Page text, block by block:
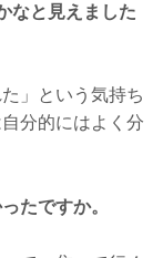
なと見えました
」という気持ち
分的にはよく分
たですか。